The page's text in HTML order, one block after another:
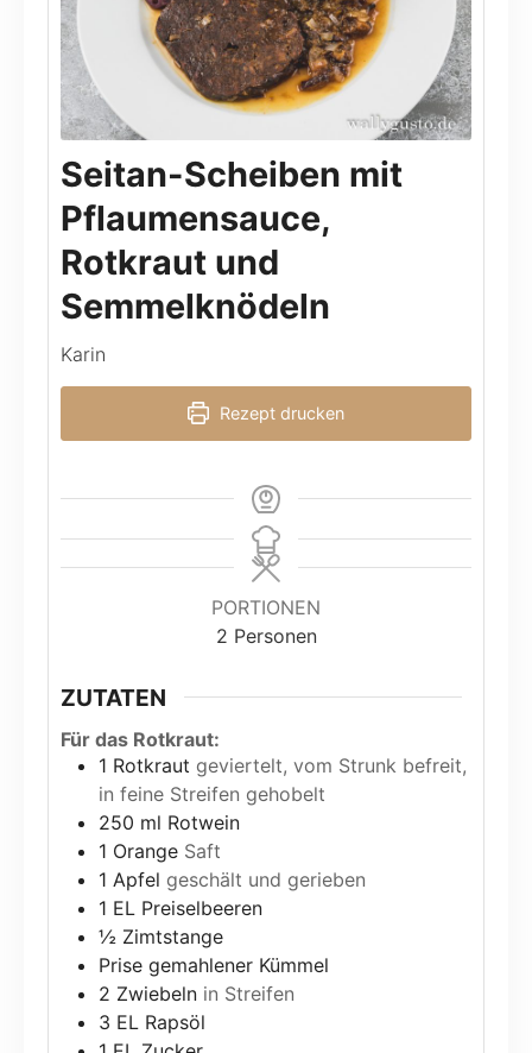
Seitan-Scheiben mit
Pflaumensauce,
Rotkraut und
Semmelknödeln
Karin
Rezept drucken
PORTIONEN
2 Personen
ZUTATEN
Für das Rotkraut:
1 Rotkraut geviertelt, vom Strunk befreit,
in feine Streifen gehobelt
250 ml Rotwein
1 Orange Saft
1 Apfel geschält und gerieben
1 EL Preiselbeeren
½ Zimtstange
Prise gemahlener Kümmel
2 Zwiebeln in Streifen
3 EL Rapsöl